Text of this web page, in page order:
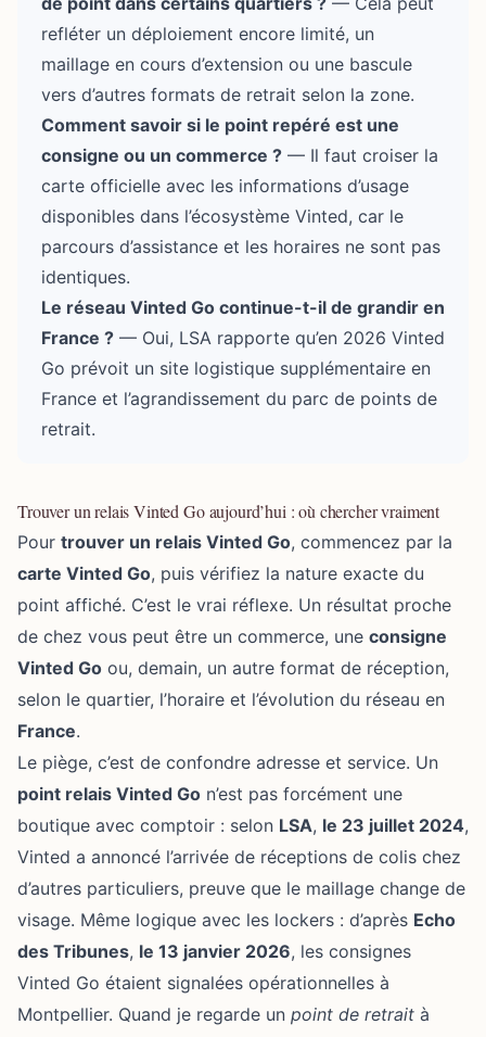
refléter un déploiement encore limité, un
maillage en cours d’extension ou une bascule
vers d’autres formats de retrait selon la zone.
Comment savoir si le point repéré est une
consigne ou un commerce ? — Il faut croiser la
carte officielle avec les informations d’usage
disponibles dans l’écosystème Vinted, car le
parcours d’assistance et les horaires ne sont pas
identiques.
Le réseau Vinted Go continue-t-il de grandir en
France ? — Oui, LSA rapporte qu’en 2026 Vinted
Go prévoit un site logistique supplémentaire en
France et l’agrandissement du parc de points de
retrait.
Trouver un relais Vinted Go aujourd’hui : où chercher vraiment
Pour trouver un relais Vinted Go, commencez par la
carte Vinted Go, puis vérifiez la nature exacte du
point affiché. C’est le vrai réflexe. Un résultat proche
de chez vous peut être un commerce, une consigne
Vinted Go ou, demain, un autre format de réception,
selon le quartier, l’horaire et l’évolution du réseau en
France.
Le piège, c’est de confondre adresse et service. Un
point relais Vinted Go n’est pas forcément une
boutique avec comptoir : selon LSA, le 23 juillet 2024,
Vinted a annoncé l’arrivée de réceptions de colis chez
d’autres particuliers, preuve que le maillage change de
visage. Même logique avec les lockers : d’après Echo
des Tribunes, le 13 janvier 2026, les consignes
Vinted Go étaient signalées opérationnelles à
Montpellier. Quand je regarde un point de retrait à